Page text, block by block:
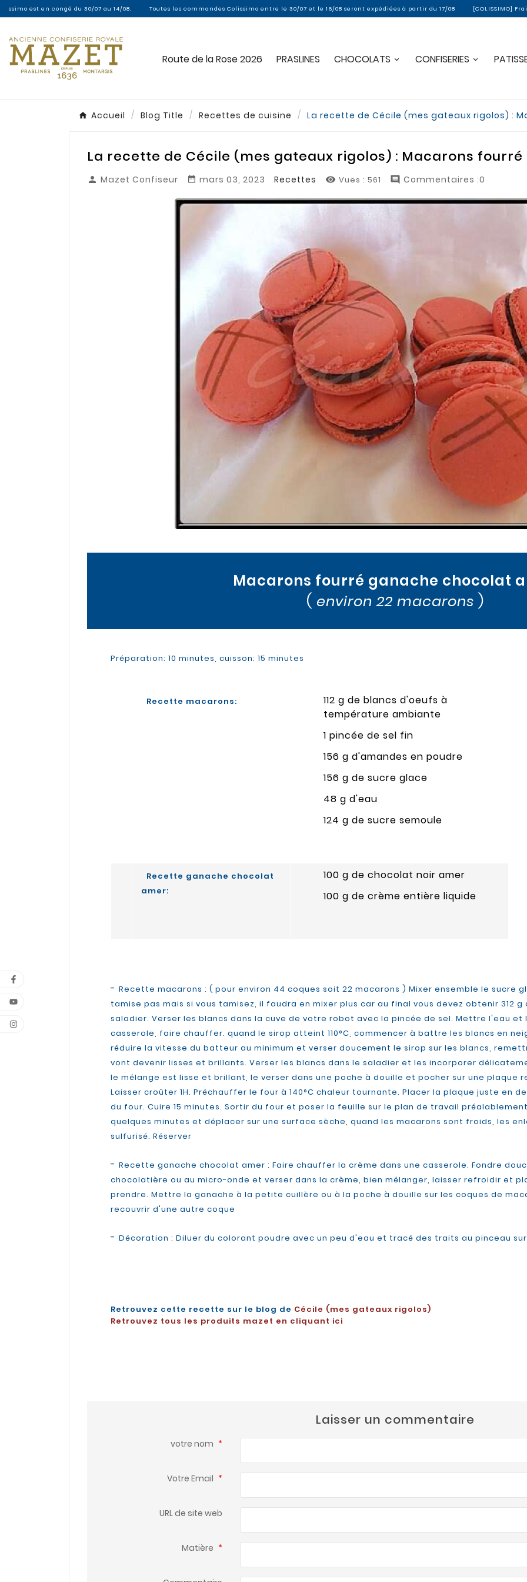
du 30/07 au 14/08. Toutes les commandes Colissimo entre le 30/07 et le 16/08 seront expédiées à partir du 17/08 [COLISSIMO] Frais de port
Route de la Rose 2026 PRASLINES CHOCOLATS CONFISERIES
Accueil Blog Title Recettes de cuisine La recette de Cécile (mes gateaux rigolos) :
La recette de Cécile (mes gateaux rigolos) : Macarons
 Mazet Confiseur  mars 03, 2023 Recettes  Vues : 561  Commentaires :0
Macarons fourré ganache chocolat
( environ 22 macarons )
Préparation: 10 minutes, cuisson: 15 minutes
Recette macarons:
112 g de blancs d'oeufs à
température ambiante
1 pincée de sel fin
156 g d'amandes en poudre
156 g de sucre glace
48 g d'eau
124 g de sucre semoule
Recette ganache chocolat
amer:
100 g de chocolat noir amer
100 g de crème entière liquide
- Recette macarons : ( pour environ 44 coques soit 22 macarons ) Mixer ensemble le sucre
tamise pas mais si vous tamisez, il faudra en mixer plus car au final vous devez obtenir 312 g
saladier. Verser les blancs dans la cuve de votre robot avec la pincée de sel. Mettre l'eau et
casserole, faire chauffer. quand le sirop atteint 110°C, commencer à battre les blancs en
réduire la vitesse du batteur au minimum et verser doucement le sirop sur les blancs,
vont devenir lisses et brillants. Verser les blancs dans le saladier et les incorporer
le mélange est lisse et brillant, le verser dans une poche à douille et pocher sur une plaque
Laisser croûter 1H. Préchauffer le four à 140°C chaleur tournante. Placer la plaque juste en
du four. Cuire 15 minutes. Sortir du four et poser la feuille sur le plan de travail
quelques minutes et déplacer sur une surface sèche, quand les macarons sont froids, les
sulfurisé. Réserver
- Recette ganache chocolat amer : Faire chauffer la crème dans une casserole. Fondre
chocolatière ou au micro-onde et verser dans la crème, bien mélanger, laisser refroidir et
prendre. Mettre la ganache à la petite cuillère ou à la poche à douille sur les coques de
recouvrir d'une autre coque
- Décoration : Diluer du colorant poudre avec un peu d'eau et tracé des traits au pinceau
Retrouvez cette recette sur le blog de Cécile (mes gateaux rigolos)
Retrouvez tous les produits mazet en cliquant ici
Laisser un commentaire
votre nom *
Votre Email *
URL de site web
Matière *